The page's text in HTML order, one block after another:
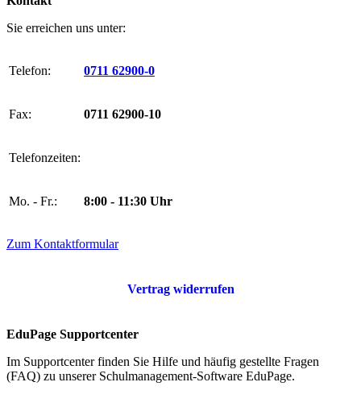
Sie erreichen uns unter:
Telefon: 0711 62900-0
Fax: 0711 62900-10
Telefonzeiten:
Mo. - Fr.: 8:00 - 11:30 Uhr
Zum Kontaktformular
Vertrag widerrufen
EduPage Supportcenter
Im Supportcenter finden Sie Hilfe und häufig gestellte Fragen
(FAQ) zu unserer Schulmanagement-Software EduPage.